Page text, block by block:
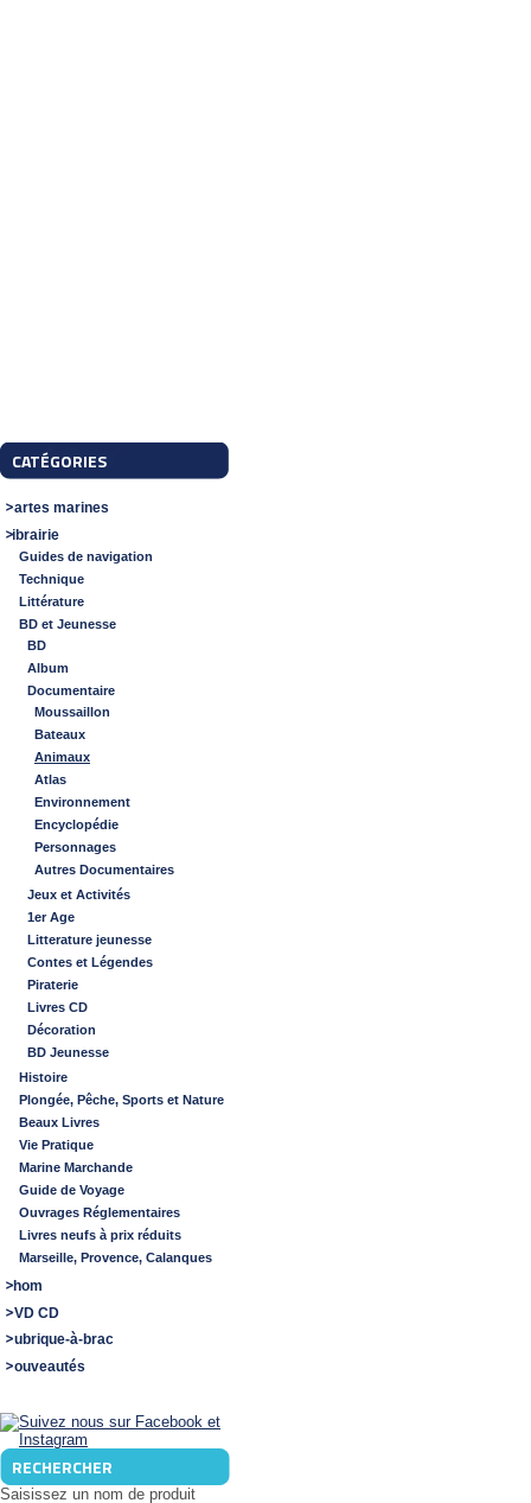
CATÉGORIES
Cartes marines
Librairie
Guides de navigation
Technique
Littérature
BD et Jeunesse
BD
Album
Documentaire
Moussaillon
Bateaux
Animaux
Atlas
Environnement
Encyclopédie
Personnages
Autres Documentaires
Jeux et Activités
1er Age
Litterature jeunesse
Contes et Légendes
Piraterie
Livres CD
Décoration
BD Jeunesse
Histoire
Plongée, Pêche, Sports et Nature
Beaux Livres
Vie Pratique
Marine Marchande
Guide de Voyage
Ouvrages Réglementaires
Livres neufs à prix réduits
Marseille, Provence, Calanques
Shom
DVD CD
Rubrique-à-brac
Nouveautés
RECHERCHER
Saisissez un nom de produit